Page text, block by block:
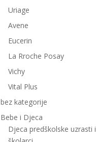
Uriage
Avene
Eucerin
La Rroche Posay
Vichy
Vital Plus
bez kategorije
Bebe i Djeca
Djeca predškolske uzrasti i